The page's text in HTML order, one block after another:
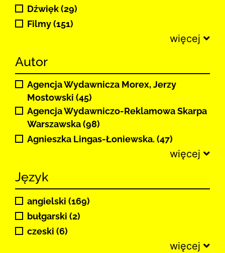
Dźwięk (29)
Filmy (151)
więcej
Autor
Agencja Wydawnicza Morex, Jerzy
Mostowski (45)
Agencja Wydawniczo-Reklamowa Skarpa
Warszawska (98)
Agnieszka Lingas-Łoniewska. (47)
więcej
Język
angielski (169)
bułgarski (2)
czeski (6)
więcej